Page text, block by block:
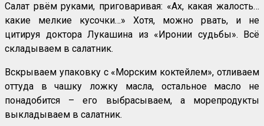
Салат рвём руками, приговаривая: «Ах, какая жалость…
какие мелкие кусочки…» Хотя, можно рвать, и не
цитируя доктора Лукашина из «Иронии судьбы». Всё
складываем в салатник.
Вскрываем упаковку с «Морским коктейлем», отливаем
оттуда в чашку ложку масла, остальное масло не
понадобится – его выбрасываем, а морепродукты
выкладываем в салатник.